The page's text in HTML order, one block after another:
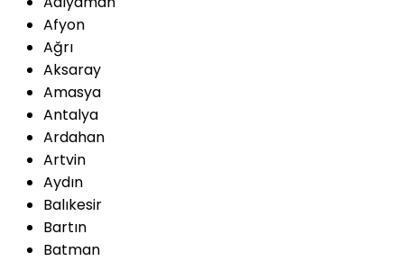
Afyon
Ağrı
Aksaray
Amasya
Antalya
Ardahan
Artvin
Aydın
Balıkesir
Bartın
Batman